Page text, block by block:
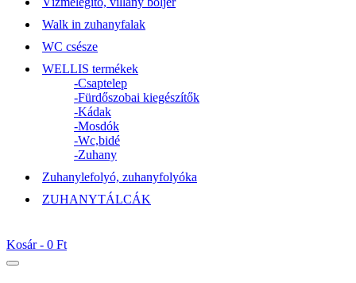
Walk in zuhanyfalak
WC csésze
WELLIS termékek
-Csaptelep
-Fürdőszobai kiegészítők
-Kádak
-Mosdók
-Wc,bidé
-Zuhany
Zuhanylefolyó, zuhanyfolyóka
ZUHANYTÁLCÁK
Kosár - 0 Ft